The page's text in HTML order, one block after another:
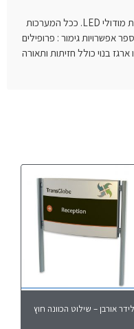
ניתן להאיר באמצעות מודולי LED. ככל המערכות
אפשרויות גימור : פרופילים
בנוי כולל חזיתות ותאורה
לידר אורבן – שילוט הכוונה חוץ